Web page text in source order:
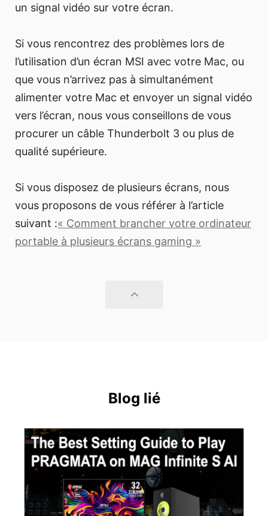
un signal vidéo sur votre écran.
Si vous rencontrez des problèmes lors de
l’utilisation d’un écran MSI avec votre Mac, ou
que vous n’arrivez pas à simultanément
alimenter votre Mac et envoyer un signal vidéo
vers l’écran, nous vous conseillons de vous
procurer un câble Thunderbolt 3 ou plus de
qualité supérieure.
Si vous disposez de plusieurs écrans, nous
vous proposons de vous référer à l’article
suivant :« Comment brancher votre ordinateur
portable à plusieurs écrans gaming »
Blog lié